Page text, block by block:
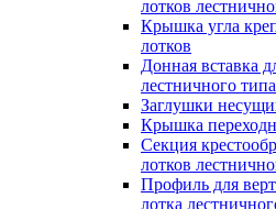
лотков
Крышка угла
лотков
Донная вставка
лестничного типа
Заглушки
Крышка
Секция
лотков
Профиль для
лотка